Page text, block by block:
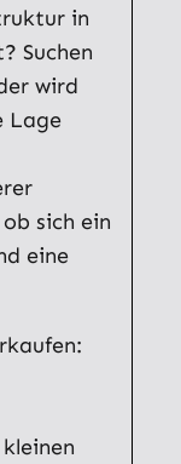
in
Suchen
wird
Lage
sich ein
eine